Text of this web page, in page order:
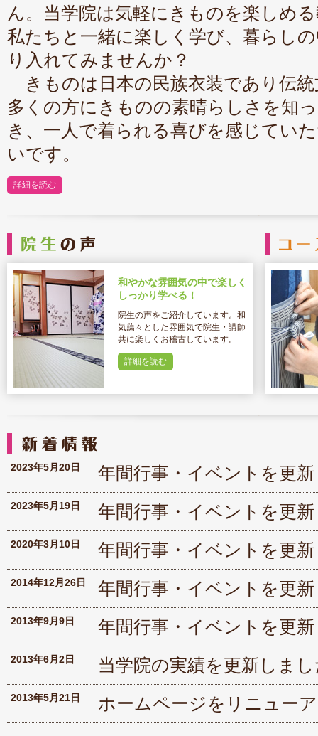
ん。当学院は気軽にきものを楽しめ
私たちと一緒に楽しく学び、暮らし
り入れてみませんか？
きものは日本の民族衣装であり伝統
多くの方にきものの素晴らしさを知
き、一人で着られる喜びを感じてい
いです。
詳細を読む
和やかな雰囲気の中で楽しく
しっかり学べる！
院生の声をご紹介しています。和
気藹々とした雰囲気で院生・講師
共に楽しくお稽古しています。
詳細を読む
2023年5月20日 年間行事・イベントを更
2023年5月19日 年間行事・イベントを更
2020年3月10日 年間行事・イベントを更
2014年12月26日 年間行事・イベントを更
2013年9月9日 年間行事・イベントを更
2013年6月2日 当学院の実績を更新しま
2013年5月21日 ホームページをリニュー